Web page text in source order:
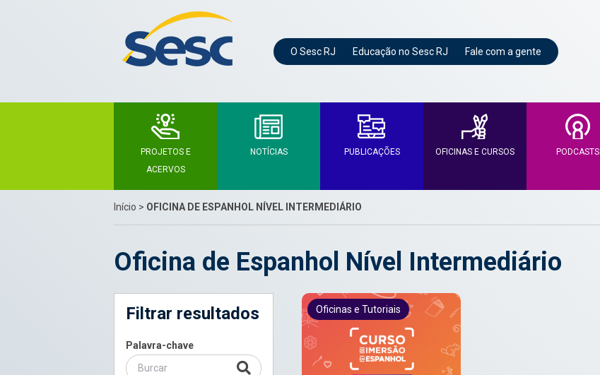
O Sesc RJ Educação no Sesc RJ Fale com a gente
PROJETOS E
ACERVOS
NOTÍCIAS PUBLICAÇÕES OFICINAS E CURSOS PODCASTS
Início > OFICINA DE ESPANHOL NÍVEL INTERMEDIÁRIO
Oficina de Espanhol Nível Intermediário
Filtrar resultados
Palavra-chave
Oficinas e Tutoriais